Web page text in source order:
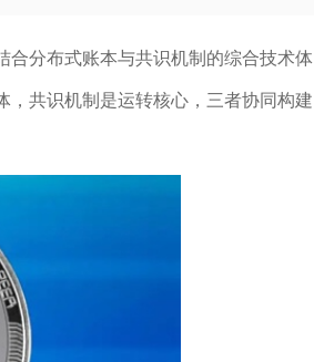
合分布式账本与共识机制的综合技术体
，共识机制是运转核心，三者协同构建